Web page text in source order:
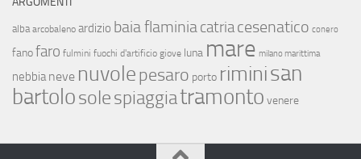
alba arcobaleno ardizio baia flaminiacatriacesenatico conero
fanofaro fulmini fuochi d'artificio giove luna mare milano marittima
nebbia neve nuvolepesaro porto riminisan
bartolosolespiaggiatramonto venere